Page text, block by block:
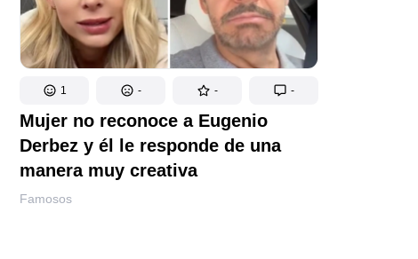
1 - - -
Mujer no reconoce a Eugenio
Derbez y él le responde de una
manera muy creativa
Famosos